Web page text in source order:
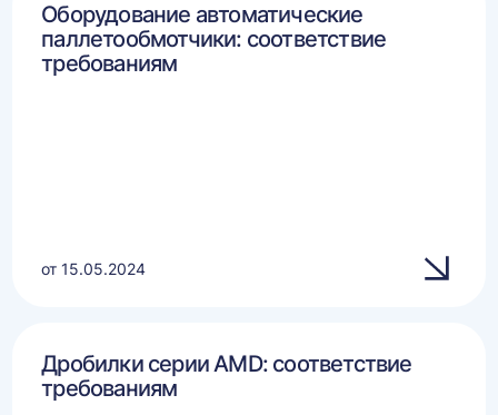
Оборудование автоматические
паллетообмотчики: соответствие
требованиям
от 15.05.2024
Дробилки серии AMD: соответствие
требованиям